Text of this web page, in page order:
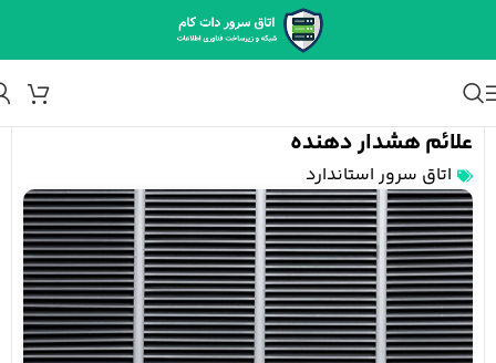
علائم هشدار دهنده
اتاق سرور استاندارد